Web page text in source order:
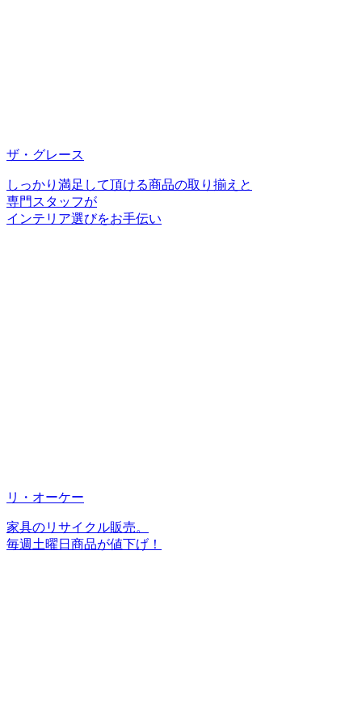
ザ・グレース
しっかり満足して頂ける商品の取り揃えと
専門スタッフが
インテリア選びをお手伝い
リ・オーケー
家具のリサイクル販売。
毎週土曜日商品が値下げ！